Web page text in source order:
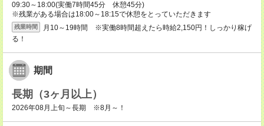
09:30～18:00(実働7時間45分 休憩45分)
※残業がある場合は18:00～18:15で休憩をとっていただきます
残業時間
月10～19時間 ※実働8時間超えたら時給2,150円！しっかり稼げ
る！
期間
長期（3ヶ月以上）
2026年08月上旬～長期 ※8月～！